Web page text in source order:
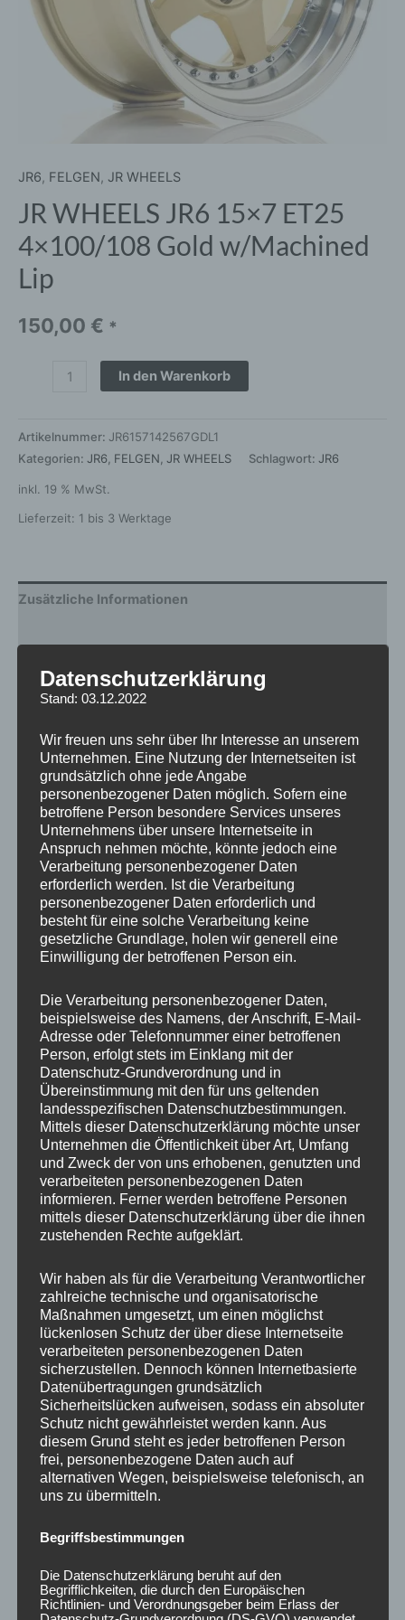
JR6, FELGEN, JR WHEELS
JR WHEELS JR6 15×7 ET25
4×100/108 Gold w/Machined
Lip
150,00 € *
Menge
In den Warenkorb
Artikelnummer: JR6157142567GDL1
Kategorien: JR6 FELGEN JR WHEELS Schlagwort: JR6
inkl. 19 % MwSt.
Lieferzeit: 1 bis 3 Werktage
Zusätzliche Informationen
Rezensionen (0)
Durchmesser 15
Breite 7.0
Lochkreis 4×100, 4×108
PCD 100 mm, 108 mm
Design JR6
Lochzahl 4
ET 25
Nabenbohrung 67.1
Traglast 620
Ähnliche Produkte
CONCAVER CVR1
19×8,5 ET45 5×108
Carbon Graphite
450,00€ *
Bewertet
mit
CONCAVER CVR1
19×8,5 ET35 5×120
Brushed Titanium
450,00€ *
Bewertet
Datenschutzerklärung
Stand: 03.12.2022
Wir freuen uns sehr über Ihr Interesse an unserem
Unternehmen. Eine Nutzung der Internetseiten ist
grundsätzlich ohne jede Angabe
personenbezogener Daten möglich. Sofern eine
betroffene Person besondere Services unseres
Unternehmens über unsere Internetseite in
Anspruch nehmen möchte, könnte jedoch eine
Verarbeitung personenbezogener Daten
erforderlich werden. Ist die Verarbeitung
personenbezogener Daten erforderlich und
besteht für eine solche Verarbeitung keine
gesetzliche Grundlage, holen wir generell eine
Einwilligung der betroffenen Person ein.
Die Verarbeitung personenbezogener Daten,
beispielsweise des Namens, der Anschrift, E-Mail-
Adresse oder Telefonnummer einer betroffenen
Person, erfolgt stets im Einklang mit der
Datenschutz-Grundverordnung und in
Übereinstimmung mit den für uns geltenden
landesspezifischen Datenschutzbestimmungen.
Mittels dieser Datenschutzerklärung möchte unser
Unternehmen die Öffentlichkeit über Art, Umfang
und Zweck der von uns erhobenen, genutzten und
verarbeiteten personenbezogenen Daten
informieren. Ferner werden betroffene Personen
mittels dieser Datenschutzerklärung über die ihnen
zustehenden Rechte aufgeklärt.
Wir haben als für die Verarbeitung Verantwortlicher
zahlreiche technische und organisatorische
Maßnahmen umgesetzt, um einen möglichst
lückenlosen Schutz der über diese Internetseite
verarbeiteten personenbezogenen Daten
sicherzustellen. Dennoch können Internetbasierte
Datenübertragungen grundsätzlich
Sicherheitslücken aufweisen, sodass ein absoluter
Schutz nicht gewährleistet werden kann. Aus
diesem Grund steht es jeder betroffenen Person
frei, personenbezogene Daten auch auf
alternativen Wegen, beispielsweise telefonisch, an
uns zu übermitteln.
Begriffsbestimmungen
Die Datenschutzerklärung beruht auf den
Begrifflichkeiten, die durch den Europäischen
Richtlinien- und Verordnungsgeber beim Erlass der